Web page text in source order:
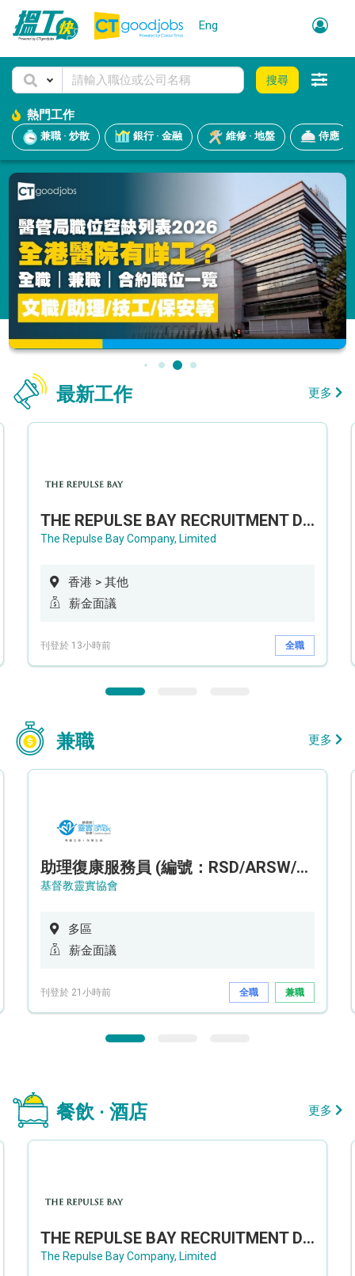
Eng
搜尋
熱門工作
兼職 · 炒散 銀行 · 金融 維修 · 地盤 侍應
最新工作 更多
THE REPULSE BAY RECRUITMENT DAY 淺水灣影灣園人才招聘會
The Repulse Bay Company, Limited
香港 > 其他
薪金面議
刊登於 13小時前 全職
兼職 更多
助理復康服務員 (編號：RSD/ARSW/CTE)
基督教靈實協會
多區
薪金面議
刊登於 21小時前 全職 兼職
餐飲 · 酒店 更多
THE REPULSE BAY RECRUITMENT DAY 淺水灣影灣園人才招聘會
The Repulse Bay Company, Limited